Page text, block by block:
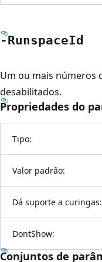
-RunspaceId
Um ou mais números
desabilitados.
Propriedades do
Tipo:
Valor padrão:
Dá suporte a curingas:
DontShow:
Conjuntos de